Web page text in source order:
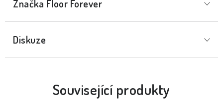
Značka Floor Forever
Diskuze
Související produkty